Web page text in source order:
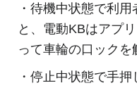
・待機中状態で利
と、電動KBはアプ
って車輪の口ックを
・停止中状態で手